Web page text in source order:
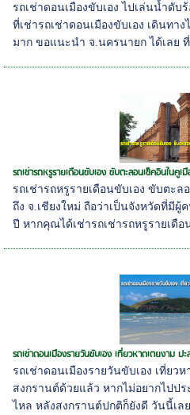
รถเช่าดอนเมืองขับเอง ไปเล่นน้ำดั
ที่เช่ารถเช่าดอนเมืองขับเอง เดินทา
มาก ขอแนะนำ จ.นครนายก ได้เลย
รถเช่ารถหรูรายเดือนขับเอง ขับตะลอนเช็คอินในคูเ
รถเช่ารถหรูรายเดือนขับเอง ขับตะล
ถึง จ.เชียงใหม่ ถือว่าเป็นจังหวัดที่มีผู้
ปี หากคุณได้เช่ารถเช่ารถหรูรายเดือ
รถเช่าดอนเมืองรายวันขับเอง เที่ยวหาดเตยงาม ปะ
รถเช่าดอนเมืองรายวันขับเอง เที่ยว
สงกรานต์ด้วยแล้ว หากไม่อยากไปป
ไหล หลังสงกรานต์ปกติก็ยังดี วันนี้เล